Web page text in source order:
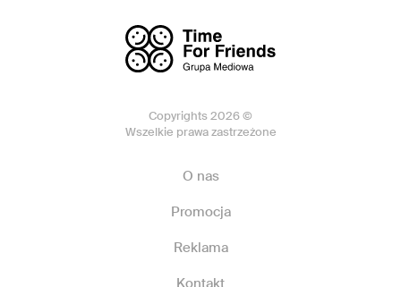
Copyrights 2026 ©
Wszelkie prawa zastrzeżone
O nas
Promocja
Reklama